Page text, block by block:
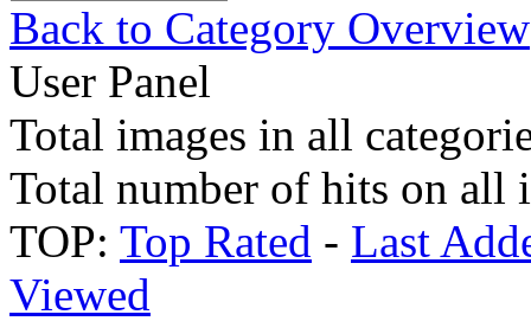
Back to Category Overview
User Panel
Total images in all
Total number of hits on all
TOP: Top Rated - Last
Viewed